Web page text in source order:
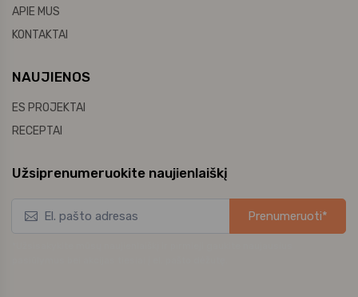
APIE MUS
KONTAKTAI
NAUJIENOS
ES PROJEKTAI
RECEPTAI
Užsiprenumeruokite naujienlaiškį
Prenumeruoti*